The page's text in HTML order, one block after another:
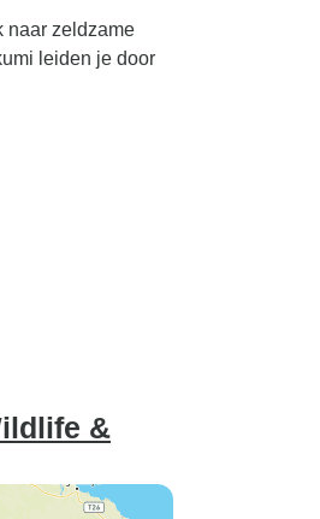
naar zeldzame
leiden je door
&